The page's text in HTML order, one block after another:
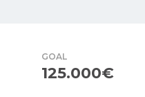
GOAL
125.000€